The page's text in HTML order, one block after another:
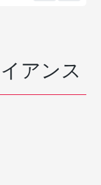
アンス